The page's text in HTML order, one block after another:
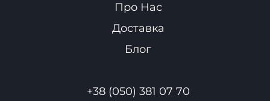
Про Нас
Доставка
Блог
+38 (050) 381 07 70